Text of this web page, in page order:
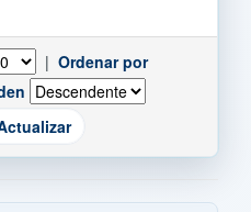
| Ordenar por